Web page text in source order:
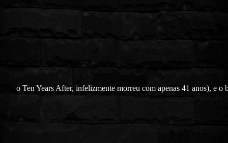
o Ten Years After, infelizmente morreu com apenas 41 anos), e o